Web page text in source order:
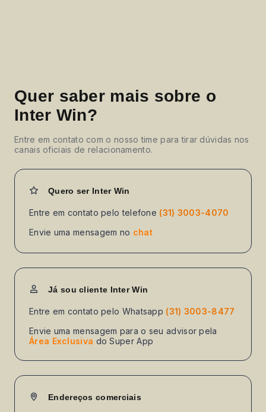
Quer saber mais sobre o
Inter Win?
Entre em contato com o nosso time para tirar dúvidas nos
canais oficiais de relacionamento.
Quero ser Inter Win
Entre em contato pelo telefone (31) 3003-4070
Envie uma mensagem no chat
Já sou cliente Inter Win
Entre em contato pelo Whatsapp (31) 3003-8477
Envie uma mensagem para o seu advisor pela
Área Exclusiva do Super App
Endereços comerciais